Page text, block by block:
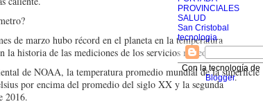
de marzo hubo récord en el planeta en la temperatura
la historia de las mediciones de los servicios meteorológicos.
de NOAA, la temperatura promedio mundial de la superficie
por encima del promedio del siglo XX y la segunda
2016.
PROVINCIALES
SALUD
San Cristobal
tecnologia
Con la tecnología de
Blogger.